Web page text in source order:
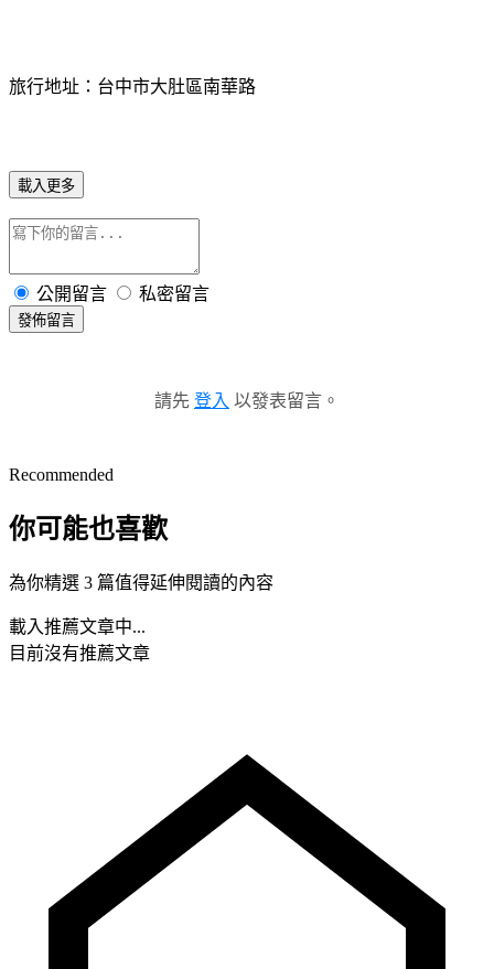
旅行地址：台中市大肚區南華路
載入更多
公開留言 私密留言
發佈留言
請先 登入 以發表留言。
Recommended
你可能也喜歡
為你精選 3 篇值得延伸閱讀的內容
載入推薦文章中...
目前沒有推薦文章